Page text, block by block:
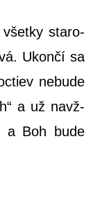
všet­ky sta­ro­
Ukon­čí sa
nebu­de
a už navž­
a Boh bude